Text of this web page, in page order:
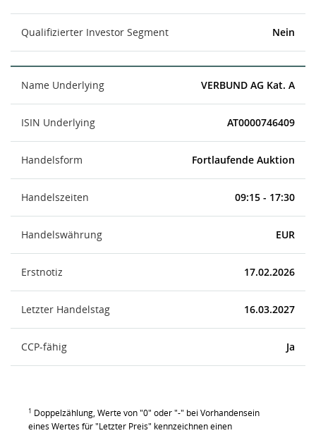
Qualifizierter Investor Segment Nein
Name Underlying VERBUND AG Kat. A
ISIN Underlying AT0000746409
Handelsform Fortlaufende Auktion
Handelszeiten 09:15 - 17:30
Handelswährung EUR
Erstnotiz 17.02.2026
Letzter Handelstag 16.03.2027
CCP-fähig Ja
1 Doppelzählung, Werte von "0" oder "-" bei Vorhandensein
eines Wertes für "Letzter Preis" kennzeichnen einen